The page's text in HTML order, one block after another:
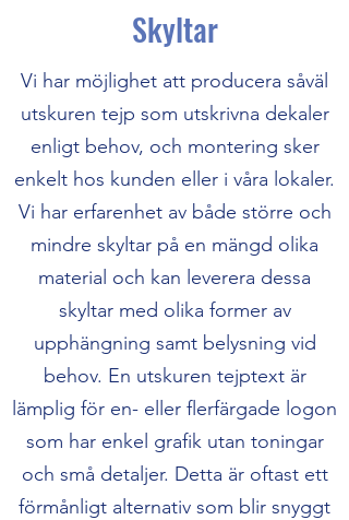
Skyltar
Vi har möjlighet att producera såväl
utskuren tejp som utskrivna dekaler
enligt behov, och montering sker
enkelt hos kunden eller i våra lokaler.
Vi har erfarenhet av både större och
mindre skyltar på en mängd olika
material och kan leverera dessa
skyltar med olika former av
upphängning samt belysning vid
behov. En utskuren tejptext är
lämplig för en- eller flerfärgade logon
som har enkel grafik utan toningar
och små detaljer. Detta är oftast ett
förmånligt alternativ som blir snyggt